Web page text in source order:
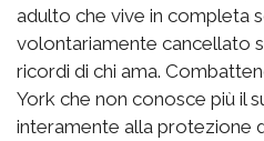
adulto che vive in completa
volontariamente cancellato
ricordi di chi ama.
York che non conosce più il
interamente alla protezione